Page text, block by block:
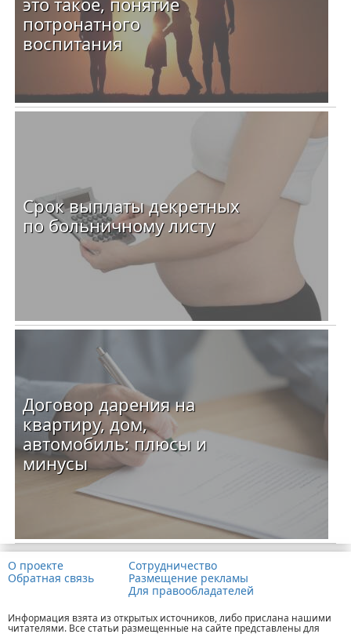
потронатного
воспитания
Срок выплаты декретных
по больничному листу
Договор дарения на
квартиру, дом,
автомобиль: плюсы и
минусы
О проекте
Обратная связь
Сотрудничество
Размещение рекламы
Для правообладателей
Информация взята из открытых источников, либо прислана нашими
читателями. Все статьи размещенные на сайте представлены для